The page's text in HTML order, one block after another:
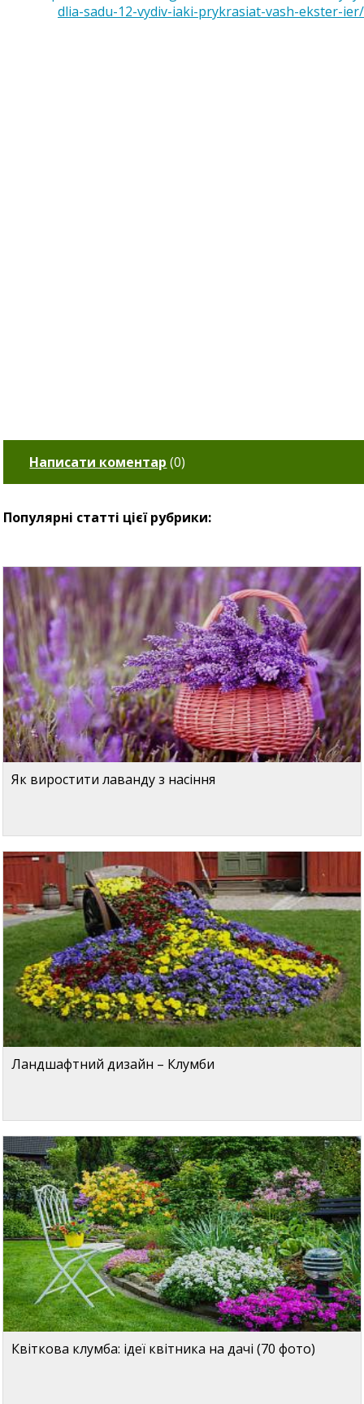
dlia-sadu-12-vydiv-iaki-prykrasiat-vash-ekster-ier/
Написати коментар (0)
Популярні статті цієї рубрики:
Як виростити лаванду з насіння
Ландшафтний дизайн – Клумби
Квіткова клумба: ідеї квітника на дачі (70 фото)